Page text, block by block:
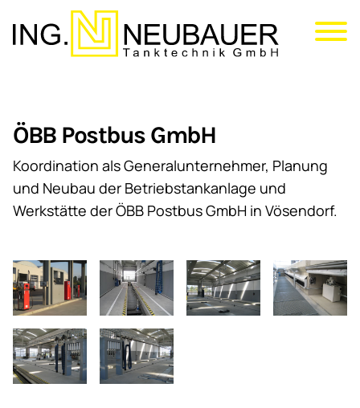
zum
Inhalt
ÖBB Postbus GmbH
Koordination als Generalunternehmer, Planung
und Neubau der Betriebstankanlage und
Werkstätte der ÖBB Postbus GmbH in Vösendorf.